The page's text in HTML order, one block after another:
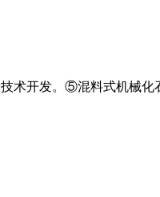
术开发。⑤混料式机械